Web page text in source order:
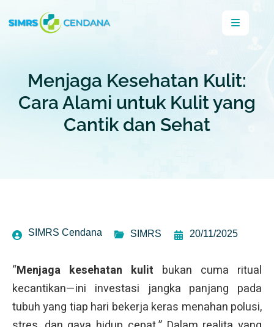
Menjaga Kesehatan Kulit:
Cara Alami untuk Kulit yang
Cantik dan Sehat
SIMRS Cendana SIMRS 20/11/2025
“Menjaga kesehatan kulit bukan cuma ritual
kecantikan—ini investasi jangka panjang pada
tubuh yang tiap hari bekerja keras menahan polusi,